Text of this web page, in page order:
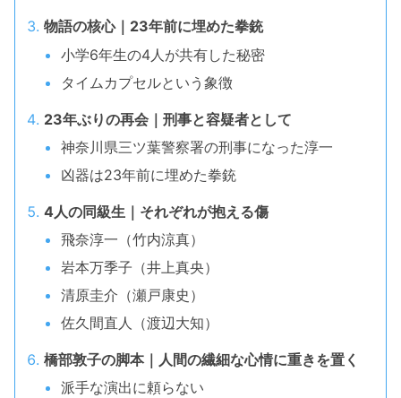
物語の核心｜23年前に埋めた拳銃
小学6年生の4人が共有した秘密
タイムカプセルという象徴
23年ぶりの再会｜刑事と容疑者として
神奈川県三ツ葉警察署の刑事になった淳一
凶器は23年前に埋めた拳銃
4人の同級生｜それぞれが抱える傷
飛奈淳一（竹内涼真）
岩本万季子（井上真央）
清原圭介（瀬戸康史）
佐久間直人（渡辺大知）
橋部敦子の脚本｜人間の繊細な心情に重きを置く
派手な演出に頼らない